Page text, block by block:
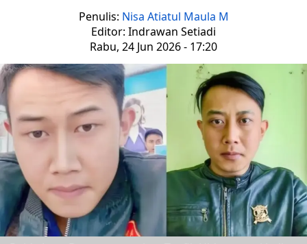
Penulis: Nisa Atiatul Maula M
Editor: Indrawan Setiadi
Rabu, 24 Jun 2026 - 17:20